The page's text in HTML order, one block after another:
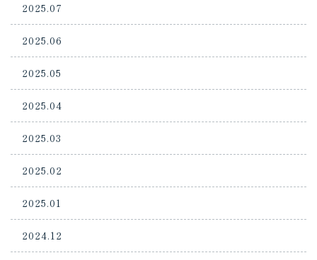
2025.07
2025.06
2025.05
2025.04
2025.03
2025.02
2025.01
2024.12